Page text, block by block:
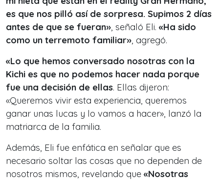
es que nos pilló así de sorpresa. Supimos 2 días
antes de que se fueran», señaló Eli. «Ha sido
como un terremoto familiar», agregó.
«Lo que hemos conversado nosotras con la
Kichi es que no podemos hacer nada porque
fue una decisión de ellas. Ellas dijeron:
«Queremos vivir esta experiencia, queremos
ganar unas lucas y lo vamos a hacer», lanzó la
matriarca de la familia.
Además, Eli fue enfática en señalar que es
necesario soltar las cosas que no dependen de
nosotros mismos, revelando que «Nosotras